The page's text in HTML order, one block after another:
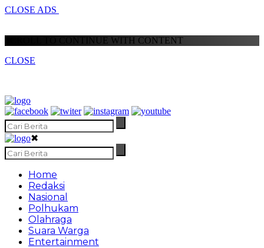
CLOSE ADS
SCROLL TO CONTINUE WITH CONTENT
CLOSE
✖
Home
Redaksi
Nasional
Polhukam
Olahraga
Suara Warga
Entertainment